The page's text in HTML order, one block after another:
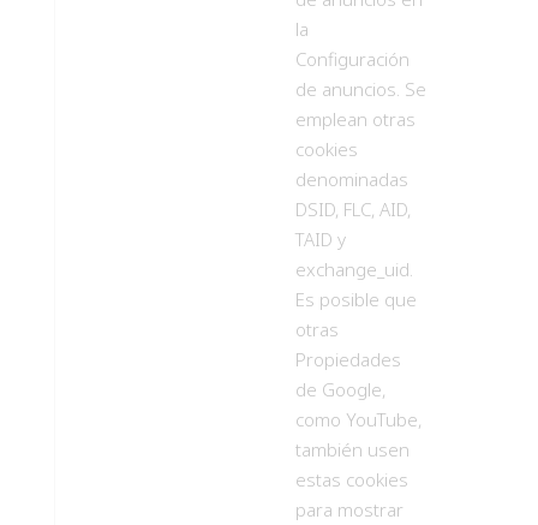
la
Configuración
de anuncios. Se
emplean otras
cookies
denominadas
DSID, FLC, AID,
TAID y
exchange_uid.
Es posible que
otras
Propiedades
de Google,
como YouTube,
también usen
estas cookies
para mostrar